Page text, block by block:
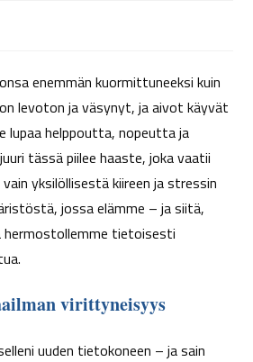
enemmän kuormittuneeksi kuin
levoton ja väsynyt, ja aivot käyvät
lupaa helppoutta, nopeutta ja
tässä piilee haaste, joka vaatii
yksilöllisestä kiireen ja stressin
jossa elämme – ja siitä,
hermostollemme tietoisesti
virittyneisyys
uuden tietokoneen – ja sain